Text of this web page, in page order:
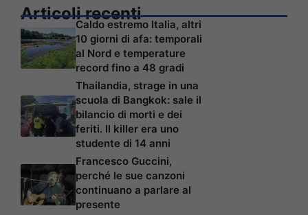
Articoli recenti
Caldo estremo Italia, altri
10 giorni di afa: temporali
al Nord e temperature
record fino a 48 gradi
Thailandia, strage in una
scuola di Bangkok: sale il
bilancio di morti e dei
feriti. Il killer era uno
studente di 14 anni
Francesco Guccini,
perché le sue canzoni
continuano a parlare al
presente